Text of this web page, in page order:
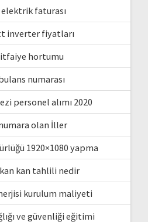
elektrik faturası
inverter fiyatları
itfaiye hortumu
numarası
personel alımı 2020
olan İller
1920×1080 yapma
kan tahlili nedir
kurulum maliyeti
ve güvenliği eğitimi